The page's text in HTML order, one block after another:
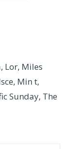
, Lor, Miles
, Min t,
Sunday, The